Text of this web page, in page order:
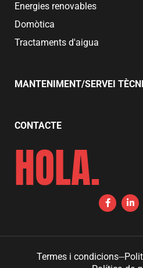
Energies renovables
Domòtica
Tractaments d'aigua
MANTENIMENT/SERVEI
CONTACTE
HOLA.
F
a
c
k
L
i
n
n
Termes i condicions